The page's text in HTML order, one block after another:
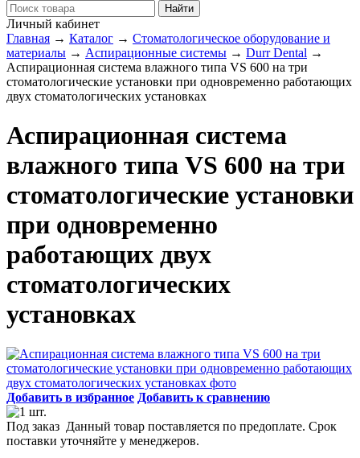
Личный кабинет
Главная → Каталог → Стоматологическое оборудование и
материалы → Аспирационные системы → Durr Dental →
Аспирационная система влажного типа VS 600 на три
стоматологические установки при одновременно работающих
двух стоматологических установках
Аспирационная система
влажного типа VS 600 на три
стоматологические установки
при одновременно
работающих двух
стоматологических
установках
Добавить в избранное Добавить к сравнению
Под заказ Данный товар поставляется по предоплате. Срок
поставки уточняйте у менеджеров.